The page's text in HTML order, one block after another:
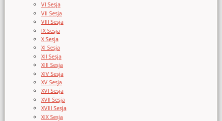
VI Sesja
VII Sesja
VIII Sesja
IX Sesja
X Sesja
XI Sesja
XII Sesja
XIII Sesja
XIV Sesja
XV Sesja
XVI Sesja
XVII Sesja
XVIII Sesja
XIX Sesja